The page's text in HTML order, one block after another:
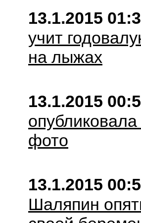
13.1.2015
учит
на лыжах
13.1.2015
фото
13.1.2015
Шаляпин